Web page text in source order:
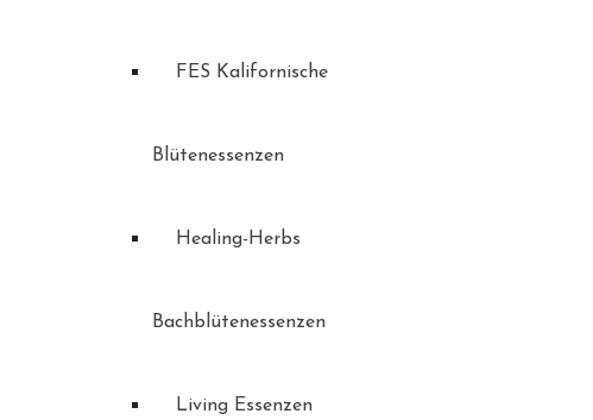
FES Kalifornische
Blütenessenzen
Healing-Herbs
Bachblütenessenzen
Living Essenzen